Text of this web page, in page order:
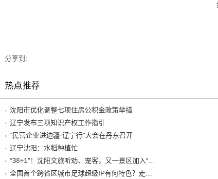
分享到:
热点推荐
沈阳市优化调整七项住房公积金政策举措
辽宁发布三项知识产权工作指引
“民营企业进边疆·辽宁行”大会在丹东召开
辽宁沈阳：水稻种植忙